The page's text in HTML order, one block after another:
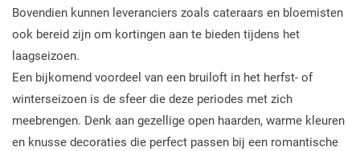
Bovendien kunnen leveranciers zoals cateraars en bloemisten
ook bereid zijn om kortingen aan te bieden tijdens het
laagseizoen.
Een bijkomend voordeel van een bruiloft in het herfst- of
winterseizoen is de sfeer die deze periodes met zich
meebrengen. Denk aan gezellige open haarden, warme kleuren
en knusse decoraties die perfect passen bij een romantische